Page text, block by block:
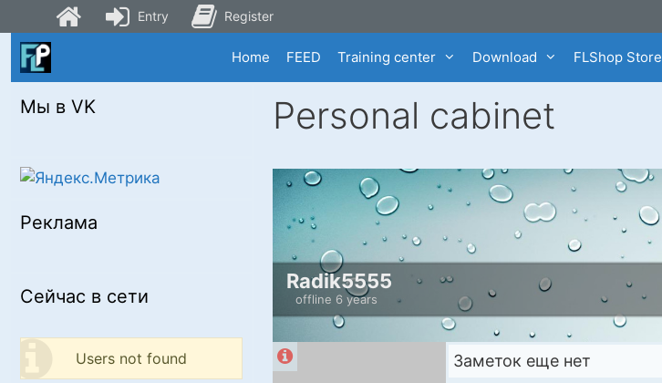
Skip
Home FEED Training center Download FLShop Store
Personal cabinet
Radik5555
offline 6 years
Заметок еще нет
Мы в VK
Реклама
Сейчас в сети
Users not found
Entry Register